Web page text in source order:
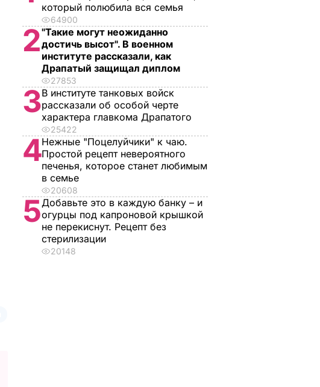
который полюбила вся семья
64900
2"Такие могут неожиданно
достичь высот". В военном
институте рассказали, как
Драпатый защищал диплом
27853
3В институте танковых войск
рассказали об особой черте
характера главкома Драпатого
25422
4Нежные "Поцелуйчики" к чаю.
Простой рецепт невероятного
печенья, которое станет любимым
в семье
20608
5Добавьте это в каждую банку – и
огурцы под капроновой крышкой
не перекиснут. Рецепт без
стерилизации
20148